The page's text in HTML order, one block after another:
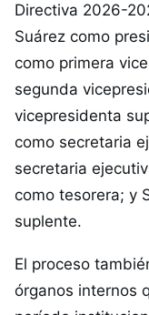
Directiva 2026-
Suárez como
como primera
segunda
vicepresidenta
como secretaria
secretaria
como tesorera; y
suplente.
El proceso
órganos internos